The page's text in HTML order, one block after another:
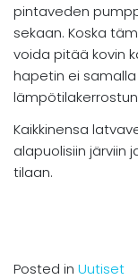
pintaveden
sekaan. Koska
voida pitää kovin
hapetin ei
Kaikkinensa
alapuolisiin järviin
tilaan.
Posted in Uutiset